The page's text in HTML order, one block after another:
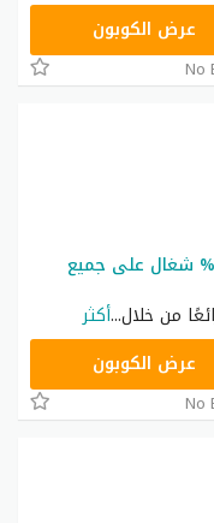
عرض الكوبون
No
كود خصم نون نجلاء عبدالعزيز خصم 50% شغال على جميع
من خلال...أكثر
عرض الكوبون
No